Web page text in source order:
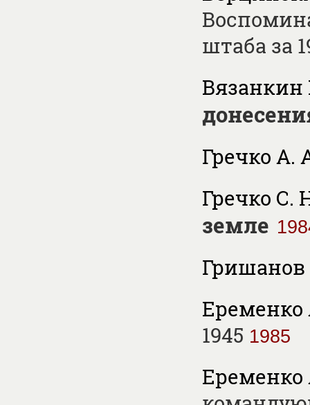
штаба за
Вязанкин
Гречко А.
Гречко С.
земле
Еременко
1945 1985
Еременко